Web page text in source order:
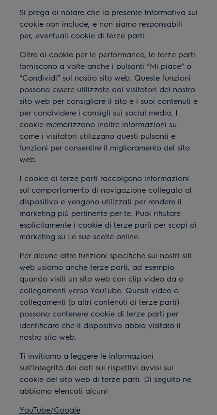
Si prega di notare che la presente Informativa sui
cookie non include, e non siamo responsabili
per, eventuali cookie di terze parti.
Oltre ai cookie per le performance, le terze parti
forniscono a volte anche i pulsanti “Mi piace” o
“Condividi” sul nostro sito web. Queste funzioni
possono essere utilizzate dai visitatori del nostro
sito web per consigliare il sito e i suoi contenuti e
per condividere i consigli sui social media. I
cookie memorizzano inoltre informazioni su
come i visitatori utilizzano questi pulsanti e
funzioni per consentire il miglioramento del sito
web.
I cookie di terze parti raccolgono informazioni
sul comportamento di navigazione collegato al
dispositivo e vengono utilizzati per rendere il
marketing più pertinente per te. Puoi rifiutare
esplicitamente i cookie di terze parti per scopi di
marketing su Le sue scelte online.
Per alcune altre funzioni specifiche sui nostri siti
web usiamo anche terze parti, ad esempio
quando visiti un sito web con clip video da o
collegamenti verso YouTube. Questi video o
collegamenti (o altri contenuti di terze parti)
possono contenere cookie di terze parti per
identificare che il dispositivo abbia visitato il
nostro sito web.
Ti invitiamo a leggere le informazioni
sull’integrità dei dati sui rispettivi avvisi sui
cookie del sito web di terze parti. Di seguito ne
abbiamo elencati alcuni:
YouTube/Google